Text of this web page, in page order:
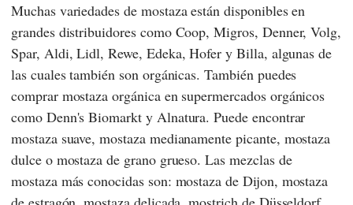
Muchas variedades de mostaza están disponibles en
grandes distribuidores como Coop,Migros, Denner,Volg,
Spar, Aldi,Lidl,Rewe, Edeka,Hofer yBilla, algunas de
las cuales también son orgánicas. También puedes
comprar mostaza orgánica en supermercados orgánicos
como Denn's Biomarkty Alnatura. Puede encontrar
mostaza suave, mostaza medianamente picante, mostaza
dulce o mostaza de grano grueso. Las mezclas de
mostaza más conocidas son: mostaza de Dijon, mostaza